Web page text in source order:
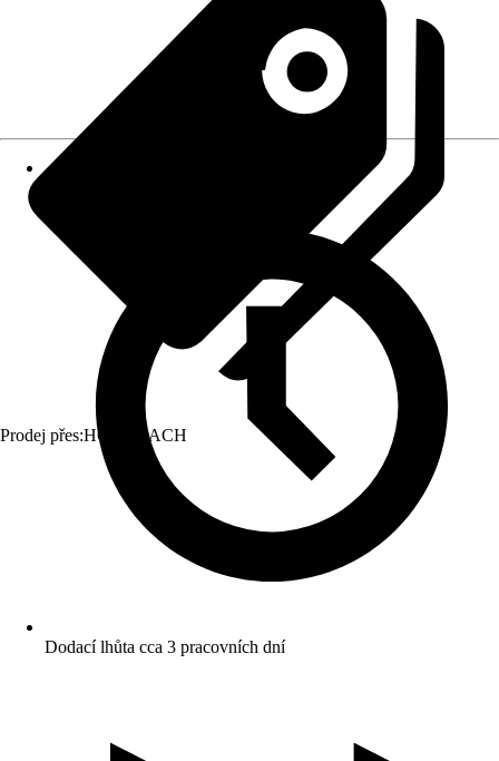
Prodej přes:HORNBACH
Dodací lhůta cca 3 pracovních dní